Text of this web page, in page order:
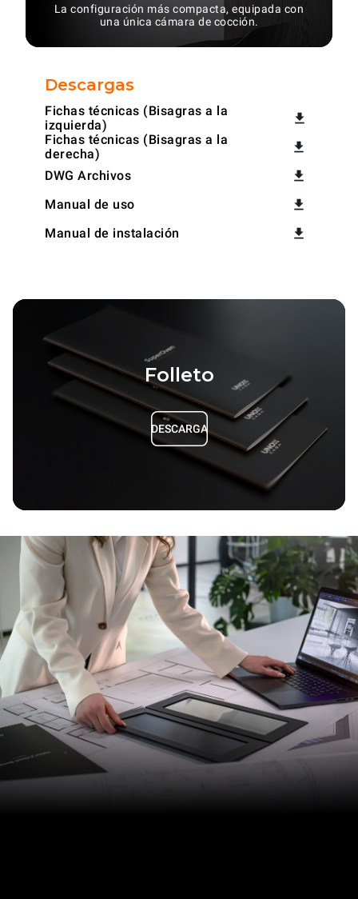
La configuración más compacta, equipada con
una única cámara de cocción.
Descargas
Fichas técnicas (Bisagras a la
izquierda)
Fichas técnicas (Bisagras a la
derecha)
DWG Archivos
Manual de uso
Manual de instalación
Folleto
DESCARGA